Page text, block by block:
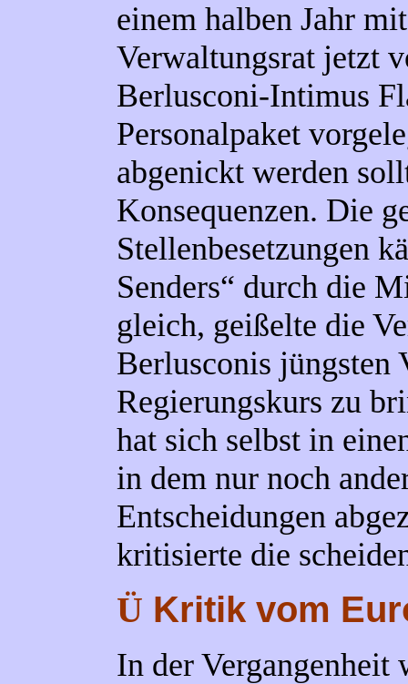
einem halben Jahr
Verwaltungsrat jetzt
Berlusconi-Intimus
Personalpaket
abgenickt werden
Konsequenzen. Die
Stellenbesetzungen
Senders“ durch die
gleich, geißelte die
Berlusconis jüngsten
Regierungskurs zu
hat sich selbst in
in dem nur noch
Entscheidungen
kritisierte die
Ü Kritik vom
In der